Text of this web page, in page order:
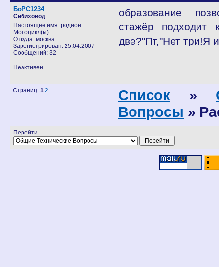
БоРС1234
Сибиховод
Настоящее имя: родион
Мотоцикл(ы):
Откуда: москва
Зарегистрирован: 25.04.2007
Сообщений: 32
образование
стажёр подходит
две?"Пт,"Нет три!Я
Неактивен
Страниц: 1 2 Список »
Вопросы »
Перейти